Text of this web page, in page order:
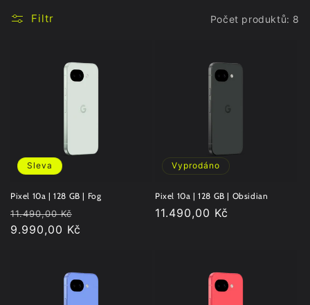
Filtr Počet produktů: 8
Sleva
Pixel 10a | 128 GB | Fog
Běžná
cena
11.490,00 Kč
cena
9.990,00 Kč
Vyprodáno
Pixel 10a | 128 GB | Obsidian
Běžná
11.490,00 Kč